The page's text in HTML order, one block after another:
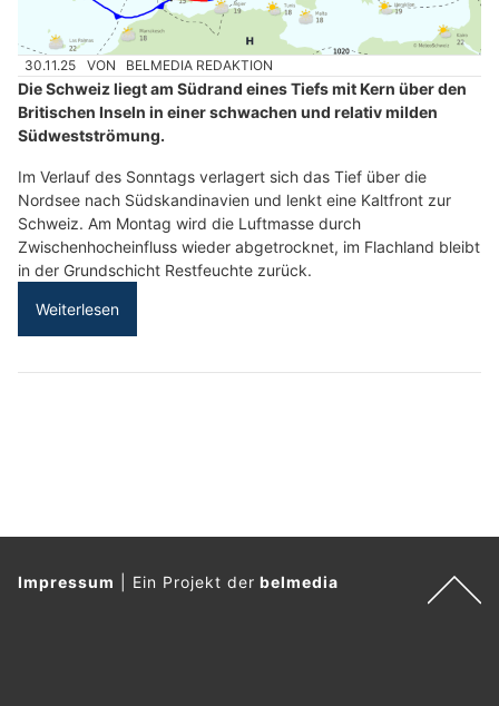
30.11.25 VON BELMEDIA REDAKTION
Die Schweiz liegt am Südrand eines Tiefs mit Kern über den
Britischen Inseln in einer schwachen und relativ milden
Südwestströmung.
Im Verlauf des Sonntags verlagert sich das Tief über die
Nordsee nach Südskandinavien und lenkt eine Kaltfront zur
Schweiz. Am Montag wird die Luftmasse durch
Zwischenhocheinfluss wieder abgetrocknet, im Flachland bleibt
in der Grundschicht Restfeuchte zurück.
Weiterlesen
Impressum Ein Projekt derbelmedia